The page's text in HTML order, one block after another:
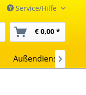
Service/Hilfe
€ 0,00 *
Außendienst